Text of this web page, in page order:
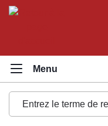
principal